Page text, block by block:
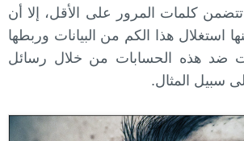
كلمات المرور على الأقل، إلا أن
استغلال هذا الكم من البيانات وربطها
ضد هذه الحسابات من خلال رسائل
سبيل المثال.